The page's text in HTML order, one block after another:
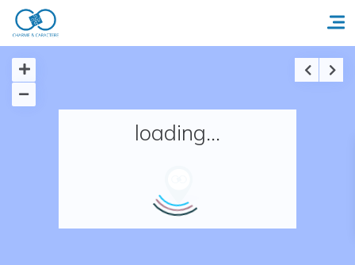
Accueil
loading...